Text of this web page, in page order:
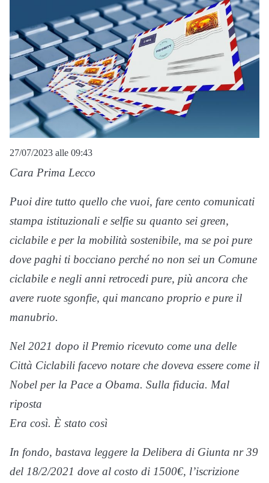
27/07/2023 alle 09:43
Cara Prima Lecco
Puoi dire tutto quello che vuoi, fare cento comunicati
stampa istituzionali e selfie su quanto sei green,
ciclabile e per la mobilità sostenibile, ma se poi pure
dove paghi ti bocciano perché no non sei un Comune
ciclabile e negli anni retrocedi pure, più ancora che
avere ruote sgonfie, qui mancano proprio e pure il
manubrio.
Nel 2021 dopo il Premio ricevuto come una delle
Città Ciclabili facevo notare che doveva essere come il
Nobel per la Pace a Obama. Sulla fiducia. Mal
riposta
Era così. È stato così
In fondo, bastava leggere la Delibera di Giunta nr 39
del 18/2/2021 dove al costo di 1500€, l’iscrizione